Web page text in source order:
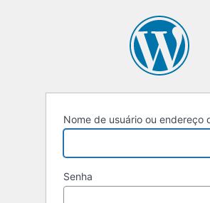
Nome de usuário ou endereço
Senha